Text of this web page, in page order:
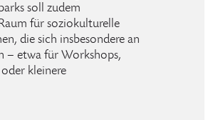
soll zudem
für soziokulturelle
die sich insbesondere an
– etwa für Workshops,
kleinere